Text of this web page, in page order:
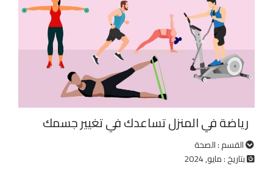
رياضة في المنزل تساعدك في تغيير جسمك
القسم : الصحة
بتاريخ : مايو, 2024